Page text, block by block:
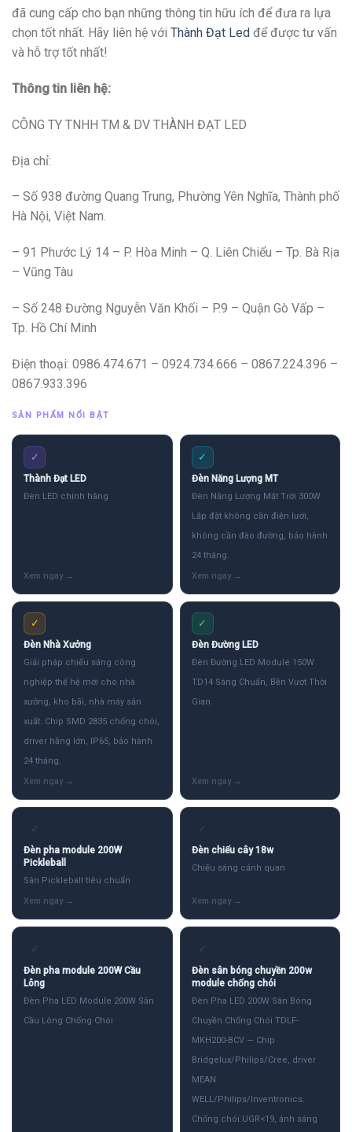
đã cung cấp cho bạn những thông tin hữu ích để đưa ra lựa
chọn tốt nhất. Hãy liên hệ với Thành Đạt Led để được tư vấn
và hỗ trợ tốt nhất!
Thông tin liên hệ:
CÔNG TY TNHH TM & DV THÀNH ĐẠT LED
Địa chỉ:
– Số 938 đường Quang Trung, Phường Yên Nghĩa, Thành phố
Hà Nội, Việt Nam.
– 91 Phước Lý 14 – P. Hòa Minh – Q. Liên Chiểu – Tp. Bà Rịa
– Vũng Tàu
– Số 248 Đường Nguyễn Văn Khối – P.9 – Quận Gò Vấp –
Tp. Hồ Chí Minh
Điện thoại: 0986.474.671 – 0924.734.666 – 0867.224.396 –
0867.933.396
SẢN PHẨM NỔI BẬT
✓
Thành Đạt LED
Đèn LED chính hãng
✓
Đèn Năng Lượng MT
Đèn Năng Lượng Mặt Trời 300W
Lắp đặt không cần điện lưới,
không cần đào đường, bảo hành
24 tháng.
✓
Đèn Nhà Xưởng
Giải pháp chiếu sáng công
nghiệp thế hệ mới cho nhà
xưởng, kho bãi, nhà máy sản
xuất. Chip SMD 2835 chống chói,
driver hãng lớn, IP65, bảo hành
24 tháng.
✓
Đèn Đường LED
Đèn Đường LED Module 150W
TD14 Sáng Chuẩn, Bền Vượt Thời
Gian
✓
Đèn pha module 200W
Pickleball
Sân Pickleball tiêu chuẩn
✓
Đèn chiếu cây 18w
Chiếu sáng cảnh quan
✓
Đèn pha module 200W Cầu
Lông
Đèn Pha LED Module 200W Sân
Cầu Lông Chống Chói
✓
Đèn sân bóng chuyền 200w
module chống chói
Đèn Pha LED 200W Sân Bóng
Chuyền Chống Chói TDLF-
MKH200-BCV — Chip
Bridgelux/Philips/Cree, driver
MEAN
WELL/Philips/Inventronics.
Chống chói UGR<19, ánh sáng